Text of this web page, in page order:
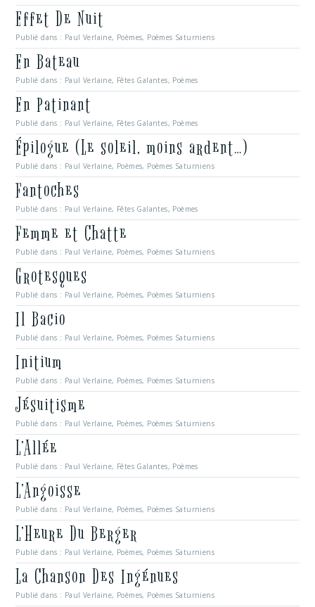
Effet De Nuit
Publié dans : Paul Verlaine, Poèmes, Poèmes Saturniens
En Bateau
Publié dans : Paul Verlaine, Fêtes Galantes, Poèmes
En Patinant
Publié dans : Paul Verlaine, Fêtes Galantes, Poèmes
Épilogue (Le soleil, moins ardent…)
Publié dans : Paul Verlaine, Poèmes, Poèmes Saturniens
Fantoches
Publié dans : Paul Verlaine, Fêtes Galantes, Poèmes
Femme et Chatte
Publié dans : Paul Verlaine, Poèmes, Poèmes Saturniens
Grotesques
Publié dans : Paul Verlaine, Poèmes, Poèmes Saturniens
Il Bacio
Publié dans : Paul Verlaine, Poèmes, Poèmes Saturniens
Initium
Publié dans : Paul Verlaine, Poèmes, Poèmes Saturniens
Jésuitisme
Publié dans : Paul Verlaine, Poèmes, Poèmes Saturniens
L’Allée
Publié dans : Paul Verlaine, Fêtes Galantes, Poèmes
L’Angoisse
Publié dans : Paul Verlaine, Poèmes, Poèmes Saturniens
L’Heure Du Berger
Publié dans : Paul Verlaine, Poèmes, Poèmes Saturniens
La Chanson Des Ingénues
Publié dans : Paul Verlaine, Poèmes, Poèmes Saturniens